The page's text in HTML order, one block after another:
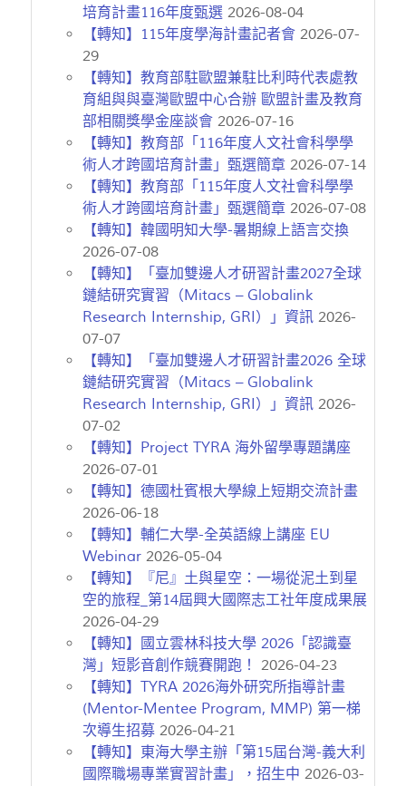
培育計畫116年度甄選 2026-08-04
【轉知】115年度學海計畫記者會 2026-07-
29
【轉知】教育部駐歐盟兼駐比利時代表處教
育組與與臺灣歐盟中心合辦 ​​​​​​​歐盟計畫及教育
部相關獎學金座談會 2026-07-16
【轉知】教育部「116年度人文社會科學學
術人才跨國培育計畫」甄選簡章 2026-07-14
【轉知】教育部「115年度人文社會科學學
術人才跨國培育計畫」甄選簡章 2026-07-08
【轉知】韓國明知大學-暑期線上語言交換
2026-07-08
【轉知】「臺加雙邊人才研習計畫2027全球
鏈結研究實習（Mitacs – Globalink
Research Internship, GRI）」資訊 2026-
07-07
【轉知】「臺加雙邊人才研習計畫2026 全球
鏈結研究實習（Mitacs – Globalink
Research Internship, GRI）」資訊 2026-
07-02
【轉知】Project TYRA 海外留學專題講座
2026-07-01
【轉知】德國杜賓根大學線上短期交流計畫
2026-06-18
【轉知】輔仁大學-全英語線上講座 EU
Webinar 2026-05-04
【轉知】『尼』土與星空：一場從泥土到星
空的旅程_第14屆興大國際志工社年度成果展
2026-04-29
【轉知】國立雲林科技大學 2026「認識臺
灣」短影音創作競賽開跑！ 2026-04-23
【轉知】TYRA 2026海外研究所指導計畫
(Mentor-Mentee Program, MMP) 第一梯
次導生招募 2026-04-21
【轉知】東海大學主辦「第15屆台灣-義大利
國際職場專業實習計畫」，招生中 2026-03-